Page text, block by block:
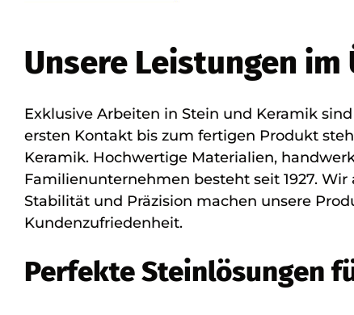
Unsere Leistungen
Exklusive Arbeiten in Stein und Keramik
ersten Kontakt bis zum fertigen Produkt
Keramik. Hochwertige Materialien,
Familienunternehmen besteht seit 1927.
Stabilität und Präzision machen unsere
Kundenzufriedenheit.
Perfekte Steinlösungen